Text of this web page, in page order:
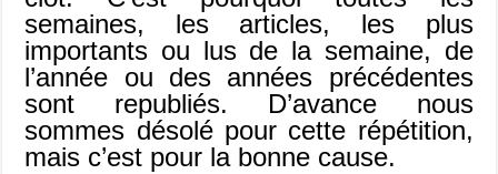
semaines, les articles, les plus
importants ou lus de la semaine, de
l’année ou des années précédentes
sont republiés. D’avance nous
sommes désolé pour cette répétition,
mais c’est pour la bonne cause.